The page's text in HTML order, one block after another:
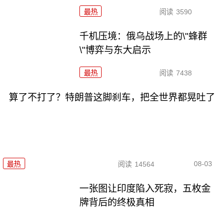
最热 阅读 3590
千机压境：俄乌战场上的\"蜂群
\"博弈与东大启示
最热 阅读 7438
算了不打了？特朗普这脚刹车，把全世界都晃吐了
最热 阅读 14564 08-03
一张图让印度陷入死寂，五枚金
牌背后的终极真相